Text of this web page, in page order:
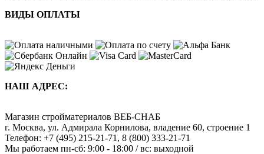
ВИДЫ ОПЛАТЫ
НАШ АДРЕС:
Магазин стройматериалов ВЕБ-СНАБ
г. Москва, ул. Адмирала Корнилова, владение 60, строение 1
Телефон: +7 (495) 215-21-71 , 8 (800) 333-21-71
Мы работаем пн-сб: 9:00 - 18:00 / вс: выходной